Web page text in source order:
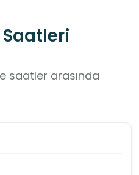
saatler arasında